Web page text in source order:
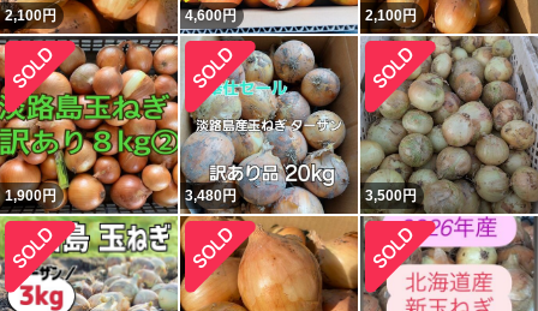
2,100円 4,600円 2,100円
1,900円 3,480円 3,500円